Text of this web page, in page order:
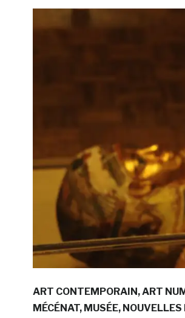
ART CONTEMPORAIN ART
MÉCÉNAT MUSÉE NOUVELLES